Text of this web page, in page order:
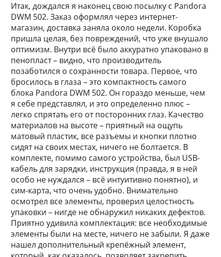
Итак, дождался я наконец свою посылку с Pandora
DWM 502. Заказ оформлял через интернет-
магазин, доставка заняла около недели. Коробка
пришла целая, без повреждений, что уже внушало
оптимизм. Внутри всё было аккуратно упаковано в
пенопласт – видно, что производитель
позаботился о сохранности товара. Первое, что
бросилось в глаза – это компактность самого
блока Pandora DWM 502. Он гораздо меньше, чем
я себе представлял, и это определенно плюс –
легко спрятать его от посторонних глаз. Качество
материалов на высоте – приятный на ощупь
матовый пластик, все разъемы и кнопки плотно
сидят на своих местах, ничего не болтается. В
комплекте, помимо самого устройства, был USB-
кабель для зарядки, инструкция (правда, я в ней
особо не нуждался – всё интуитивно понятно), и
сим-карта, что очень удобно. Внимательно
осмотрел все элементы, проверил целостность
упаковки – нигде не обнаружил никаких дефектов.
Приятно удивила комплектация: все необходимые
элементы были на месте, ничего не забыли. Я даже
нашел дополнительный крепёжный элемент,